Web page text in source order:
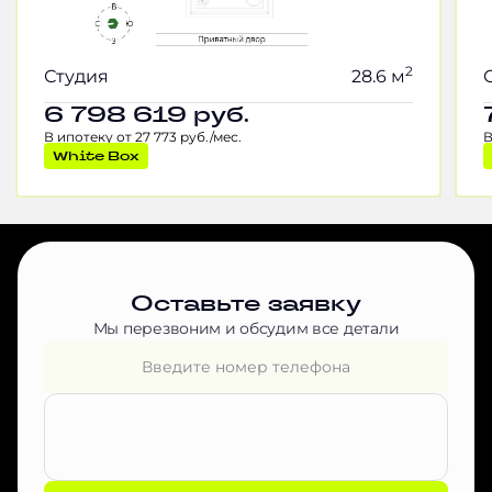
Студия 28.6 м2
6 798 619 руб.
В ипотеку от 27 773 руб./мес.
White Box
Оставьте заявку
Мы перезвоним и обсудим все детали